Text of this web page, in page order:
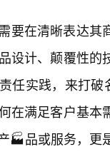
要在清晰表达
设计、颠覆性
任实践，来打
在满足客户基
🏭品或服务，